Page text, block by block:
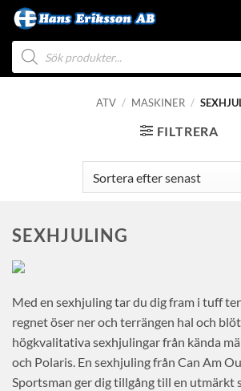
Skip
content
Produktsökning
ATV / MASKINER /
FILTRERA
SEXHJULING
Med en sexhjuling tar du dig fram i tuff
regnet öser ner och terrängen hal och
högkvalitativa sexhjulingar från kända
och Polaris. En sexhjuling från Can Am
Sportsman ger dig tillgång till en utmärkt